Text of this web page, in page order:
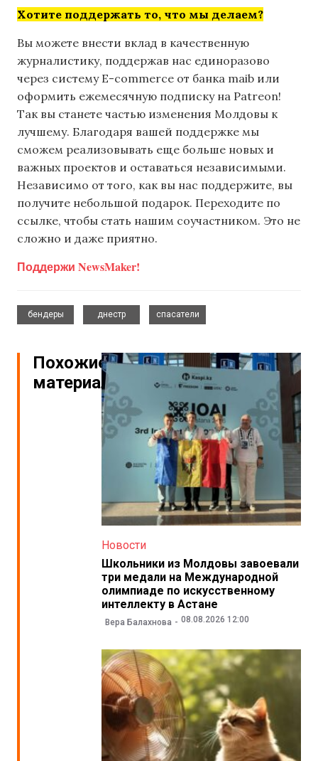
Хотите поддержать то, что мы делаем?
Вы можете внести вклад в качественную
журналистику, поддержав нас единоразово
через систему E-commerce от банка maib или
оформить ежемесячную подписку на Patreon!
Так вы станете частью изменения Молдовы к
лучшему. Благодаря вашей поддержке мы
сможем реализовывать еще больше новых и
важных проектов и оставаться независимыми.
Независимо от того, как вы нас поддержите, вы
получите небольшой подарок. Переходите по
ссылке, чтобы стать нашим соучастником. Это не
сложно и даже приятно.
Поддержи NewsMaker!
бендеры
днестр
спасатели
Похожие
материалы
Новости
Школьники из Молдовы завоевали
три медали на Международной
олимпиаде по искусственному
интеллекту в Астане
Вера Балахнова 08.08.2026 12:00